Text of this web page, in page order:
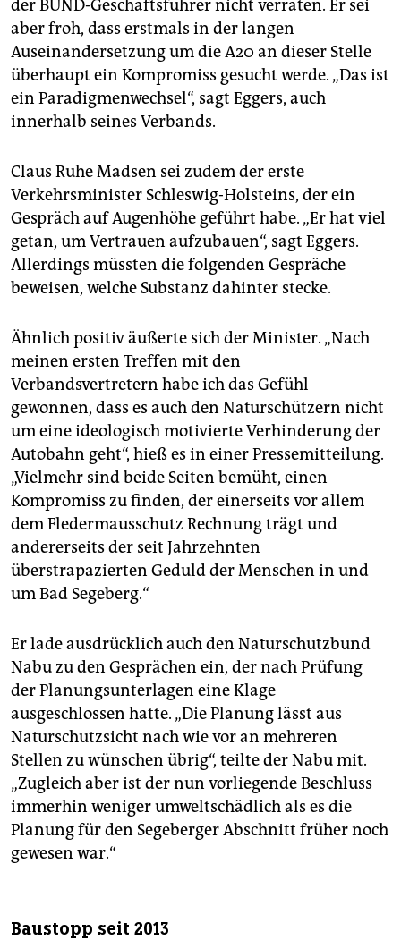
der BUND-Geschäftsführer nicht verraten. Er sei
aber froh, dass erstmals in der langen
Auseinandersetzung um die A20 an dieser Stelle
überhaupt ein Kompromiss gesucht werde. „Das ist
ein Paradigmenwechsel“, sagt Eggers, auch
innerhalb seines Verbands.
Claus Ruhe Madsen sei zudem der erste
Verkehrsminister Schleswig-Holsteins, der ein
Gespräch auf Augenhöhe geführt habe. „Er hat viel
getan, um Vertrauen aufzubauen“, sagt Eggers.
Allerdings müssten die folgenden Gespräche
beweisen, welche Substanz dahinter stecke.
Ähnlich positiv äußerte sich der Minister. „Nach
meinen ersten Treffen mit den
Verbandsvertretern habe ich das Gefühl
gewonnen, dass es auch den Naturschützern nicht
um eine ideologisch motivierte Verhinderung der
Autobahn geht“, hieß es in einer Pressemitteilung.
„Vielmehr sind beide Seiten bemüht, einen
Kompromiss zu finden, der einerseits vor allem
dem Fledermausschutz Rechnung trägt und
andererseits der seit Jahrzehnten
überstrapazierten Geduld der Menschen in und
um Bad Segeberg.“
Er lade ausdrücklich auch den Naturschutzbund
Nabu zu den Gesprächen ein, der nach Prüfung
der Planungsunterlagen eine Klage
ausgeschlossen hatte. „Die Planung lässt aus
Naturschutzsicht nach wie vor an mehreren
Stellen zu wünschen übrig“, teilte der Nabu mit.
„Zugleich aber ist der nun vorliegende Beschluss
immerhin weniger umweltschädlich als es die
Planung für den Segeberger Abschnitt früher noch
gewesen war.“
Baustopp seit 2013